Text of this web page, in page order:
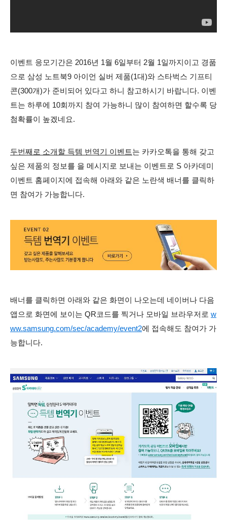
이벤트 응모기간은 2016년 1월 6일부터 2월 1일까지이고 경품
으로 삼성 노트북9 아이언 실버 제품(1대)와 스타벅스 기프티
콘(300개)가 준비되어 있다고 하니 참고하시기 바랍니다. 이벤
트는 하루에 10회까지 참여 가능하니 많이 참여하면 할수록 당
첨확률이 높겠네요.
두번째로 소개할 득템 번역기 이벤트는 카카오톡을 통해 갖고
싶은 제품의 정보를 을 메시지로 보내는 이벤트로 S 아카데미
이벤트 홈페이지에 접속해 아래와 같은 노란색 배너를 클릭하
면 참여가 가능합니다.
배너를 클릭하면 아래와 같은 화면이 나오는데 네이버나 다음
앱으로 화면에 보이는 QR코드를 찍거나 모바일 브라우저로 w
ww.samsung.com/sec/academy/event2에 접속해도 참여가 가
능합니다.